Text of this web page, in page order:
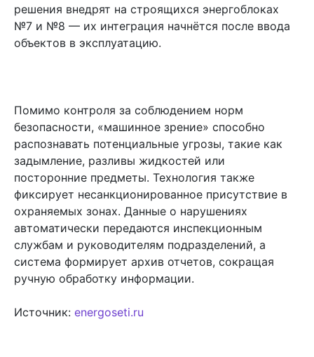
решения внедрят на строящихся энергоблоках
№7 и №8 — их интеграция начнётся после ввода
объектов в эксплуатацию.
Помимо контроля за соблюдением норм
безопасности, «машинное зрение» способно
распознавать потенциальные угрозы, такие как
задымление, разливы жидкостей или
посторонние предметы. Технология также
фиксирует несанкционированное присутствие в
охраняемых зонах. Данные о нарушениях
автоматически передаются инспекционным
службам и руководителям подразделений, а
система формирует архив отчетов, сокращая
ручную обработку информации.
Источник: energoseti.ru